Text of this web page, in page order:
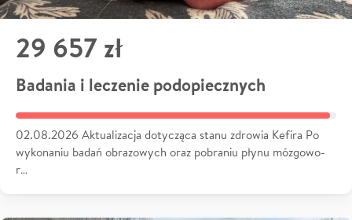
29 657 zł
Badania i leczenie podopiecznych
02.08.2026 Aktualizacja dotycząca stanu zdrowia Kefira Po
wykonaniu badań obrazowych oraz pobraniu płynu mózgowo-
r…